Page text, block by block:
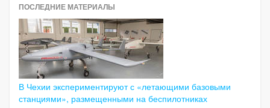
ПОСЛЕДНИЕ МАТЕРИАЛЫ
В Чехии экспериментируют с «летающими базовыми
станциями», размещенными на беспилотниках